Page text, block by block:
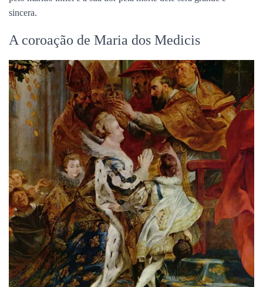
sincera.
A coroação de Maria dos Medicis